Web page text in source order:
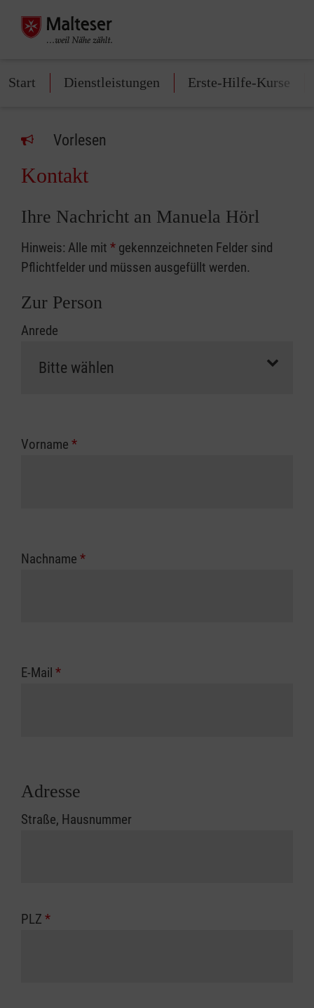
Start Dienstleistungen Erste-Hilfe-Kurse
Vorlesen
Kontakt
Ihre Nachricht an Manuela Hörl
Hinweis: Alle mit * gekennzeichneten Felder sind
Pflichtfelder und müssen ausgefüllt werden.
Zur Person
Anrede
Vorname *
Nachname *
E-Mail *
Adresse
Straße, Hausnummer
PLZ *